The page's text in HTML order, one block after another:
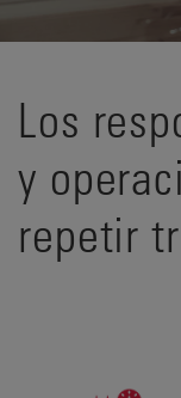
Los
y
repetir